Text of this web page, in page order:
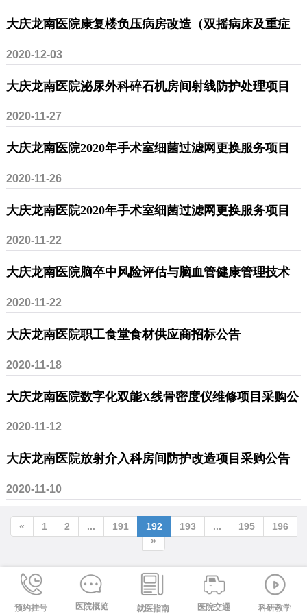
大庆龙南医院康复楼负压病房改造（双摇病床及重症
治疗床）项目采购公告
2020-12-03
大庆龙南医院泌尿外科碎石机房间射线防护处理项目
采购公告
2020-11-27
大庆龙南医院2020年手术室细菌过滤网更换服务项目
更正公告
2020-11-26
大庆龙南医院2020年手术室细菌过滤网更换服务项目
采购公告
2020-11-22
大庆龙南医院脑卒中风险评估与脑血管健康管理技术
服务项目采购公告
2020-11-22
大庆龙南医院职工食堂食材供应商招标公告
2020-11-18
大庆龙南医院数字化双能X线骨密度仪维修项目采购公
告
2020-11-12
大庆龙南医院放射介入科房间防护改造项目采购公告
2020-11-10
« 1 2 ... 191 192 193 ... 195
196
»
预约挂号 医院概览 就医指南 医院交通 科研教学